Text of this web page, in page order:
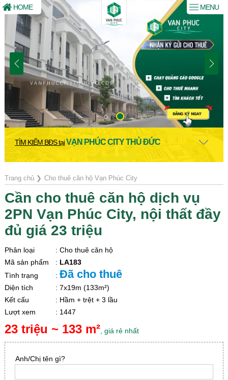
TÌM KIẾM BĐS tạiVẠN PHÚC CITY THỦ ĐỨC
Trang chủ❯ Cho thuê căn hộ Vạn Phúc City
Cần cho thuê căn hộ dịch vụ
2PN Vạn Phúc City, nội thất đầy
đủ giá 23 triệu
Phân loại
: Cho thuê căn hộ
Mã sản phẩm
: LA183
Tình trạng
: Đã cho thuê
Diện tích
: 7x19m (133m²)
Kết cấu
: Hầm + trệt + 3 lầu
Lượt xem
: 1447
23 triệu ~ 133 m², giá rẻ nhất
Anh/Chị tên gì?
HOME MENU